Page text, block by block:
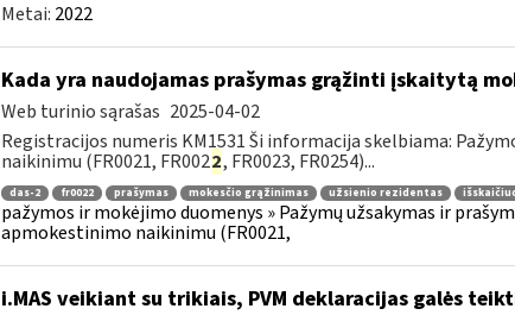
Metai: 2022
Kada yra naudojamas prašymas grąžinti įskaitytą
Web turinio sąrašas 2025-04-02
Registracijos numeris KM1531 Ši informacija skelbiama:
naikinimu (FR0021, FR0022, FR0023, FR0254)...
das-2 fr0022 prašymas mokesčio grąžinimas užsienio rezidentas
pažymos ir mokėjimo duomenys » Pažymų užsakymas ir
apmokestinimo naikinimu (FR0021,
i.MAS veikiant su trikiais, PVM deklaracijas galės